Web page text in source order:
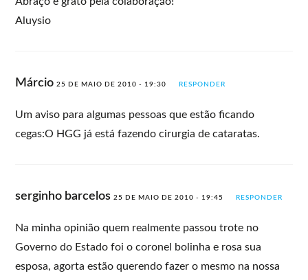
Aluysio
Márcio25 DE MAIO DE 2010 - 19:30 RESPONDER
Um aviso para algumas pessoas que estão ficando
cegas:O HGG já está fazendo cirurgia de cataratas.
serginho barcelos25 DE MAIO DE 2010 - 19:45 RESPONDER
Na minha opinião quem realmente passou trote no
Governo do Estado foi o coronel bolinha e rosa sua
esposa, agorta estão querendo fazer o mesmo na nossa